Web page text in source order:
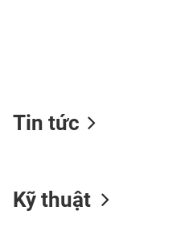
Tin tức
Kỹ thuật